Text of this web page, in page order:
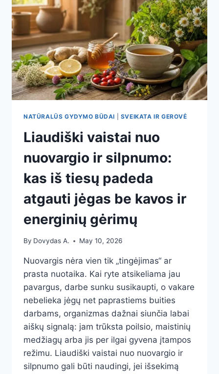
NATŪRALŪS GYDYMO BŪDAI SVEIKATA IR GEROVĖ
Liaudiški vaistai nuo
nuovargio ir silpnumo:
kas iš tiesų padeda
atgauti jėgas be kavos ir
energinių gėrimų
By Dovydas A. May 10, 2026
Nuovargis nėra vien tik „tingėjimas“ ar
prasta nuotaika. Kai ryte atsikeliama jau
pavargus, darbe sunku susikaupti, o vakare
nebelieka jėgų net paprastiems buities
darbams, organizmas dažnai siunčia labai
aiškų signalą: jam trūksta poilsio, maistinių
medžiagų arba jis per ilgai gyvena įtampos
režimu. Liaudiški vaistai nuo nuovargio ir
silpnumo gali būti naudingi, jei išsekimą